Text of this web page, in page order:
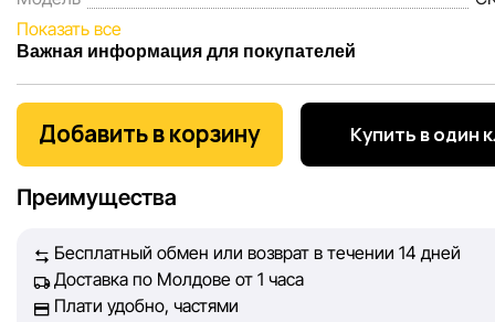
Показать все
Важная информация для покупателей
Мы, команда сети магазинов Sportlandia, ценим доверие
покупателей. Каждый день мы работаем над тем, чтобы
информация о товарах и услугах, представленная на
обеспечить вас достоверной информацией, чтобы вы
Однако, несмотря на постоянный контроль, Sportlandia
гарантировать абсолютную точность всех данных,
Добавить в корзину Купить в один
Преимущества
Бесплатный обмен или возврат в течении 14 дней
Доставка по Молдове от 1 часа
Плати удобно, частями